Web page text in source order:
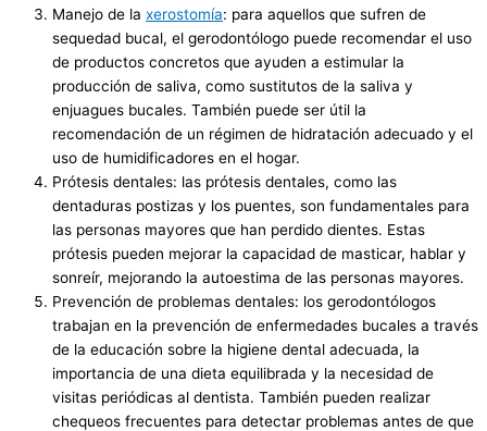
Manejo de la xerostomía: para aquellos que sufren de
sequedad bucal, el gerodontólogo puede recomendar el uso
de productos concretos que ayuden a estimular la
producción de saliva, como sustitutos de la saliva y
enjuagues bucales. También puede ser útil la
recomendación de un régimen de hidratación adecuado y el
uso de humidificadores en el hogar.
Prótesis dentales: las prótesis dentales, como las
dentaduras postizas y los puentes, son fundamentales para
las personas mayores que han perdido dientes. Estas
prótesis pueden mejorar la capacidad de masticar, hablar y
sonreír, mejorando la autoestima de las personas mayores.
Prevención de problemas dentales: los gerodontólogos
trabajan en la prevención de enfermedades bucales a través
de la educación sobre la higiene dental adecuada, la
importancia de una dieta equilibrada y la necesidad de
visitas periódicas al dentista. También pueden realizar
chequeos frecuentes para detectar problemas antes de que